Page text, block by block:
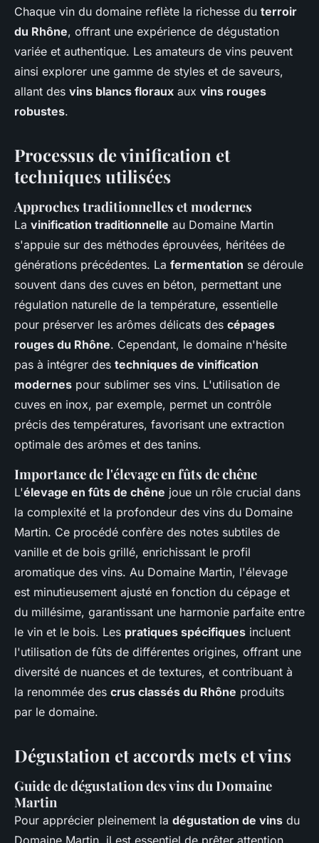
Chaque vin du domaine reflète la richesse du terroir
du Rhône, offrant une expérience de dégustation
variée et authentique. Les amateurs de vins peuvent
ainsi explorer une gamme de styles et de saveurs,
allant des vins blancs floraux aux vins rouges
robustes.
Processus de vinification et
techniques utilisées
Approches traditionnelles et modernes
La vinification traditionnelle au Domaine Martin
s'appuie sur des méthodes éprouvées, héritées de
générations précédentes. La fermentation se déroule
souvent dans des cuves en béton, permettant une
régulation naturelle de la température, essentielle
pour préserver les arômes délicats des cépages
rouges du Rhône. Cependant, le domaine n'hésite
pas à intégrer des techniques de vinification
modernes pour sublimer ses vins. L'utilisation de
cuves en inox, par exemple, permet un contrôle
précis des températures, favorisant une extraction
optimale des arômes et des tanins.
Importance de l'élevage en fûts de chêne
L'élevage en fûts de chêne joue un rôle crucial dans
la complexité et la profondeur des vins du Domaine
Martin. Ce procédé confère des notes subtiles de
vanille et de bois grillé, enrichissant le profil
aromatique des vins. Au Domaine Martin, l'élevage
est minutieusement ajusté en fonction du cépage et
du millésime, garantissant une harmonie parfaite entre
le vin et le bois. Les pratiques spécifiques incluent
l'utilisation de fûts de différentes origines, offrant une
diversité de nuances et de textures, et contribuant à
la renommée des crus classés du Rhône produits
par le domaine.
Dégustation et accords mets et vins
Guide de dégustation des vins du Domaine
Martin
Pour apprécier pleinement la dégustation de vins du